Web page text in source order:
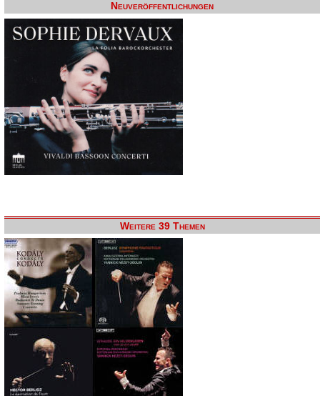
Neuveröffentlichungen
Weitere 39 Themen